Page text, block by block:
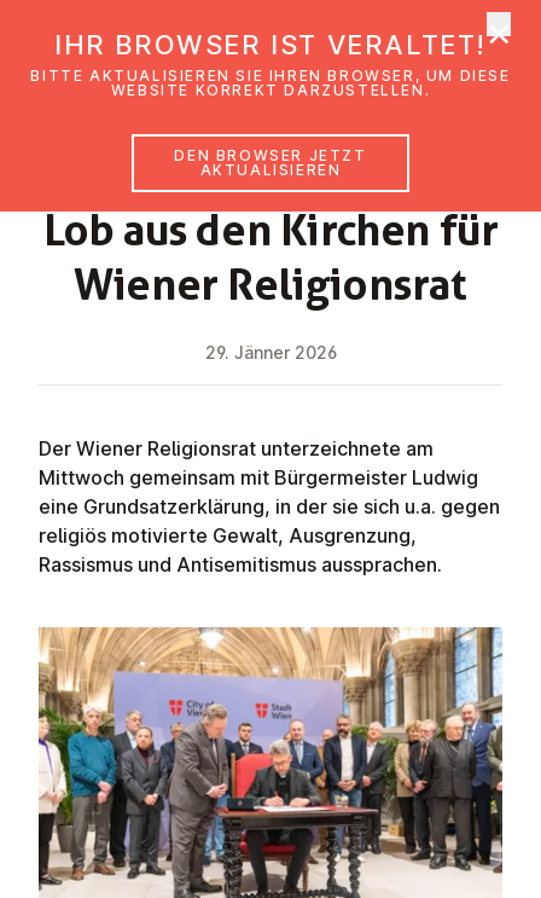
Lob aus den Kirchen für
Wiener Re­li­gi­ons­rat
NEWS
29. Jänner 2026
Der Wiener Religionsrat unterzeichnete am
Mittwoch gemeinsam mit Bürgermeister Ludwig
eine Grundsatzerklärung, in der sie sich u.a. gegen
religiös motivierte Gewalt, Ausgrenzung,
Rassismus und Antisemitismus aussprachen.
IHR BROWSER IST VERALTET!
BITTE AKTUALISIEREN SIE IHREN BROWSER, UM DIESE
WEBSITE KORREKT DARZUSTELLEN.
DEN BROWSER JETZT
AKTUALISIEREN
×